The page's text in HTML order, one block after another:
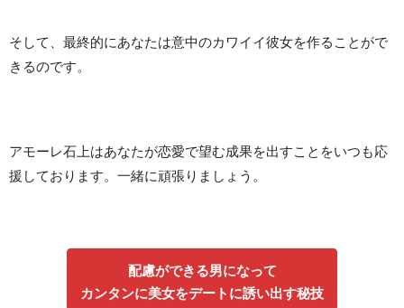
そして、最終的にあなたは意中のカワイイ彼女を作ることがで
きるのです。
アモーレ石上はあなたが恋愛で望む成果を出すことをいつも応
援しております。一緒に頑張りましょう。
配慮ができる男になって
カンタンに美女をデートに誘い出す秘技